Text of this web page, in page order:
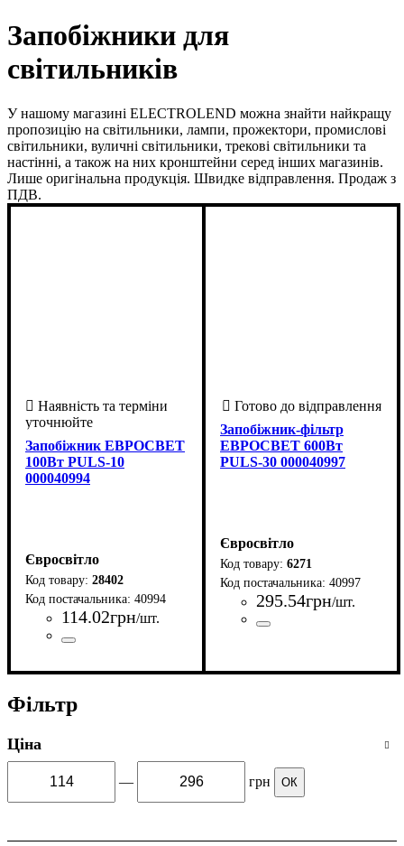
Запобіжники для
світильників
У нашому магазині ELECTROLEND можна знайти найкращу
пропозицію на світильники, лампи, прожектори, промислові
світильники, вуличні світильники, трекові світильники та
настінні, а також на них кронштейни серед інших магазинів.
Лише оригінальна продукція. Швидке відправлення. Продаж з
ПДВ.
Запобіжник ЕВРОСВЕТ
100Вт PULS-10
000040994
Євросвітло
28402
40994
114.02грн/шт.
Запобіжник-фільтр
ЕВРОСВЕТ 600Вт
PULS-30 000040997
Євросвітло
6271
40997
295.54грн/шт.
Фільтр
Ціна
— грн ОК